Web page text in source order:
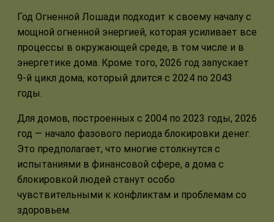
Год Огненной Лошади подходит к своему началу с
мощной огненной энергией, которая усиливает все
процессы в окружающей среде, в том числе и в
энергетике дома. Кроме того, 2026 год запускает
9-й цикл дома, который длится с 2024 по 2043
годы.
Для домов, построенных с 2004 по 2023 годы, 2026
год — начало фазового периода блокировки денег.
Это предполагает, что многие столкнутся с
испытаниями в финансовой сфере, а дома с
блокировкой людей станут особо
чувствительными к конфликтам и проблемам со
здоровьем.